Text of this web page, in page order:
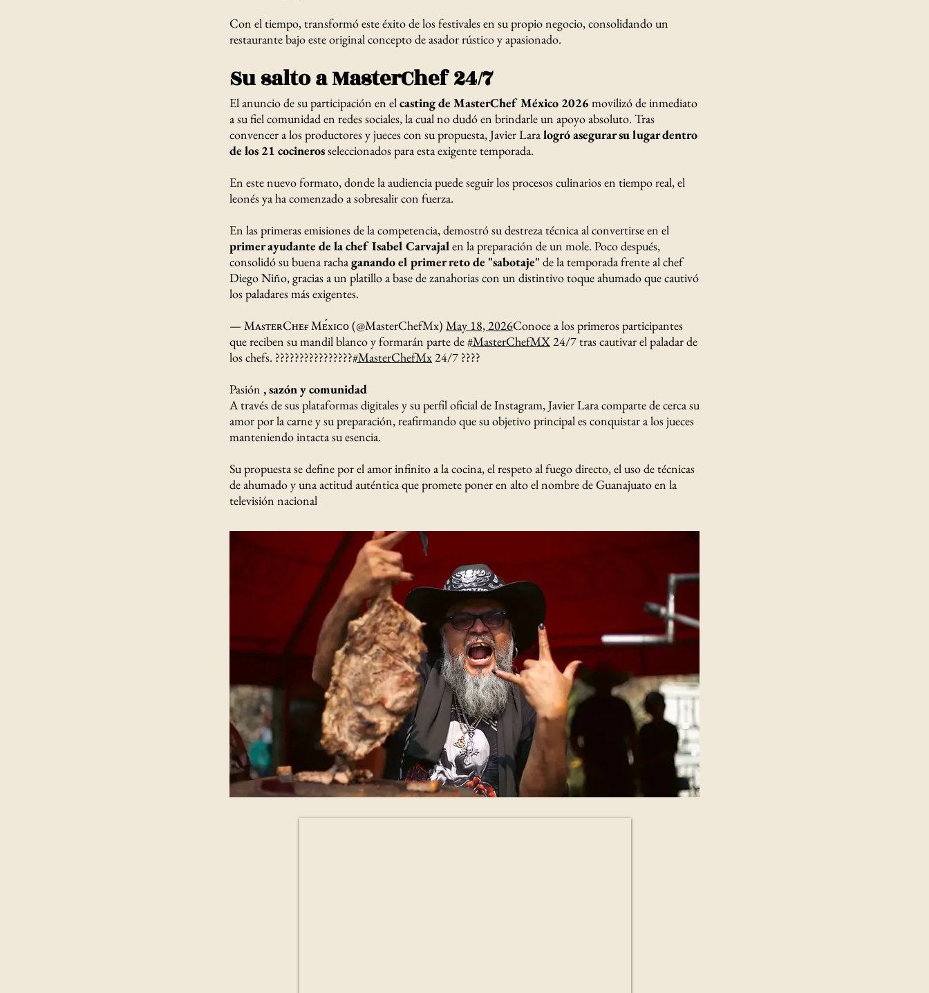
Con el tiempo, transformó este éxito de los festivales en su propio negocio, consolidando un
restaurante bajo este original concepto de asador rústico y apasionado.
Su salto a MasterChef 24/7
El anuncio de su participación en elcasting de MasterChef México 2026movilizó de inmediato
a su fiel comunidad en redes sociales, la cual no dudó en brindarle un apoyo absoluto. Tras
convencer a los productores y jueces con su propuesta, Javier Laralogró asegurar su lugar dentro
de los 21 cocinerosseleccionados para esta exigente temporada.
En este nuevo formato, donde la audiencia puede seguir los procesos culinarios en tiempo real, el
leonés ya ha comenzado a sobresalir con fuerza.
En las primeras emisiones de la competencia, demostró su destreza técnica al convertirse en el
primer ayudante de la chef Isabel Carvajalen la preparación de un mole. Poco después,
consolidó su buena rachaganando el primer reto de "sabotaje" de la temporada frente al chef
Diego Niño, gracias a un platillo a base de zanahorias con un distintivo toque ahumado que cautivó
los paladares más exigentes.
— MᴀsᴛᴇʀCʜᴇғ Mᴇ́xɪᴄᴏ (@MasterChefMx) May 18, 2026Conoce a los primeros participantes
que reciben su mandil blanco y formarán parte de#MasterChefMX24/7 tras cautivar el paladar de
los chefs. ????????????????#MasterChefMx24/7 ????
Pasión , sazón y comunidad
A través de sus plataformas digitales y su perfil oficial de Instagram, Javier Lara comparte de cerca su
amor por la carne y su preparación, reafirmando que su objetivo principal es conquistar a los jueces
manteniendo intacta su esencia.
Su propuesta se define por el amor infinito a la cocina, el respeto al fuego directo, el uso de técnicas
de ahumado y una actitud auténtica que promete poner en alto el nombre de Guanajuato en la
televisión nacional